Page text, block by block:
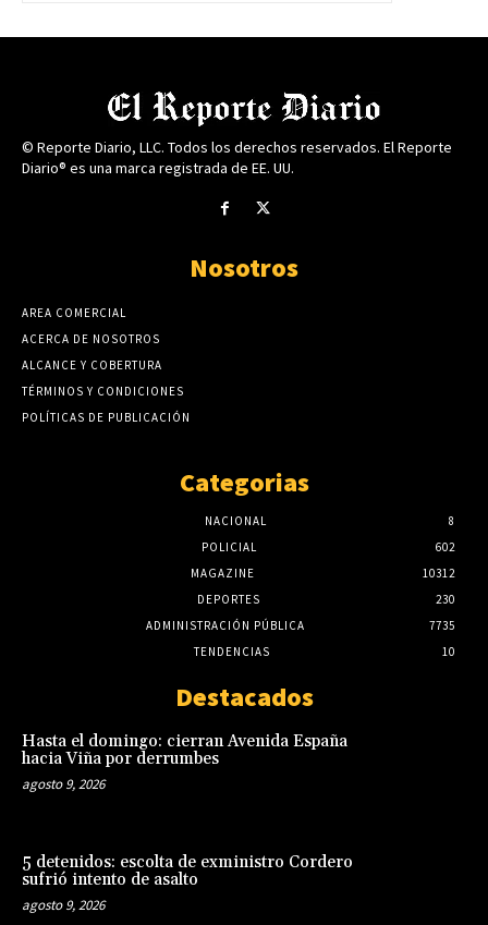
© Reporte Diario, LLC. Todos los derechos reservados. El Reporte
Diario® es una marca registrada de EE. UU.
Nosotros
AREA COMERCIAL
ACERCA DE NOSOTROS
ALCANCE Y COBERTURA
TÉRMINOS Y CONDICIONES
POLÍTICAS DE PUBLICACIÓN
Categorias
NACIONAL
8
POLICIAL
602
MAGAZINE
10312
DEPORTES
230
ADMINISTRACIÓN PÚBLICA
7735
TENDENCIAS
10
Destacados
Hasta el domingo: cierran Avenida España
hacia Viña por derrumbes
agosto 9, 2026
5 detenidos: escolta de exministro Cordero
sufrió intento de asalto
agosto 9, 2026